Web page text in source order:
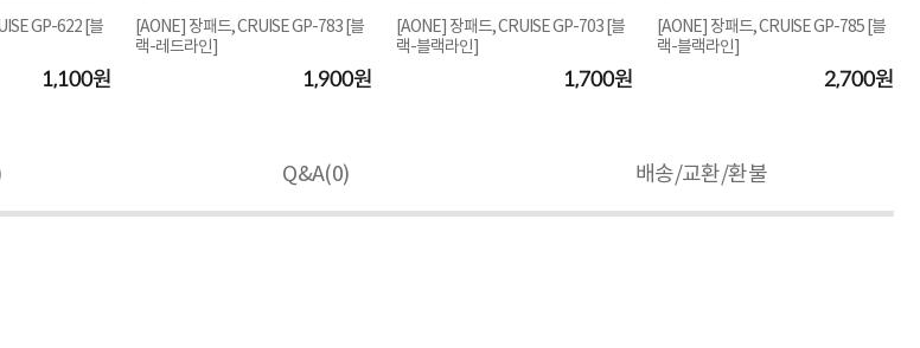
GP-622 [블
1,100원
[AONE] 장패드, CRUISE GP-783 [블
랙-레드라인]
1,900원
[AONE] 장패드, CRUISE GP-703 [블
랙-블랙라인]
1,700원
[AONE] 장패드, CRUISE GP-785 [블
랙-블랙라인]
2,700원
Q&A(0) 배송/교환/환불